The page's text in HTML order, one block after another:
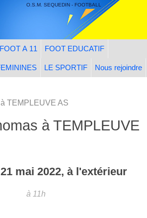
O.S.M. SEQUEDIN - FOOTBALL
FOOT A 11 FOOT EDUCATIF
LE SPORTIF Nous rejoindre
TEMPLEUVE AS
à TEMPLEUVE
21 mai 2022, à l'extérieur
à 11h
cookies